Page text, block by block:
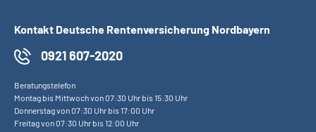
Kontakt Deutsche Rentenversicherung Nordbayern
0921 607-2020
Beratungstelefon
Montag bis Mittwoch von 07:30 Uhr bis 15:30 Uhr
Donnerstag von 07:30 Uhr bis 17:00 Uhr
Freitag von 07:30 Uhr bis 12:00 Uhr